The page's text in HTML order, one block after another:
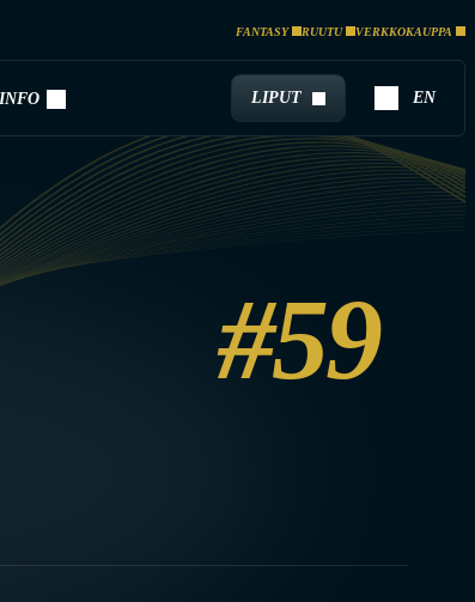
FANTASY RUUTU VERKKOKAUPPA
INFO LIPUT EN
#59